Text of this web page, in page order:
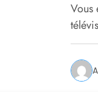
Vous